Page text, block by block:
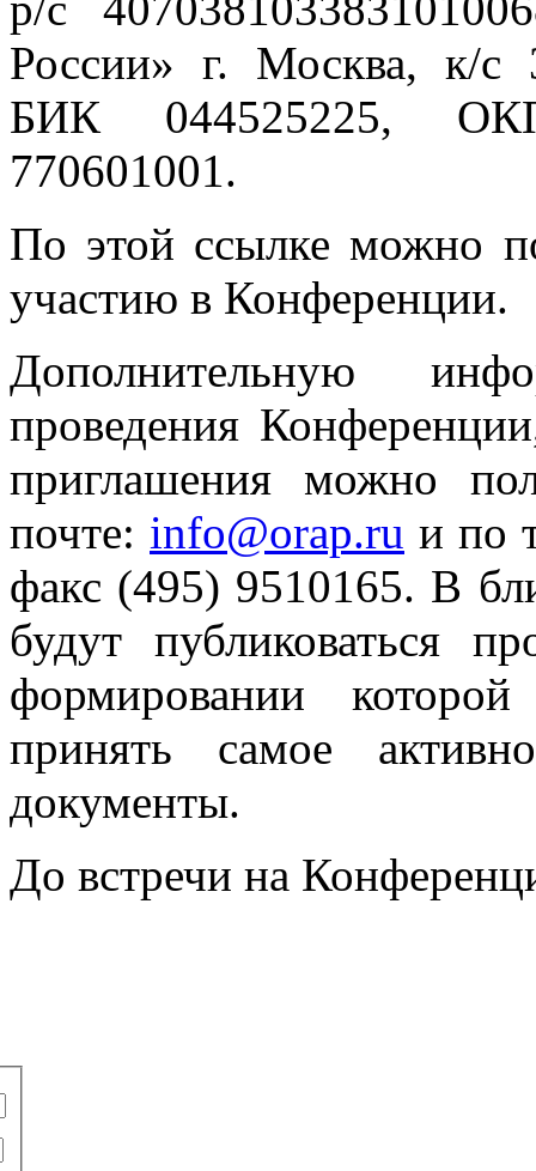
России» г. Москва, к/с
БИК 044525225,
770601001.
По этой ссылке можно
участию в Конференции.
Дополнительную
проведения
приглашения можно
почте: info@orap.ru и по
факс (495) 9510165. В
будут публиковаться
формировании
принять самое
документы.
До встречи на